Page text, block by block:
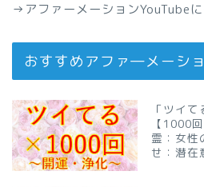
→ アファーメーションYouTube
おすすめアファ―メーシ
「ツイ
【1000
霊：女性
せ：潜在